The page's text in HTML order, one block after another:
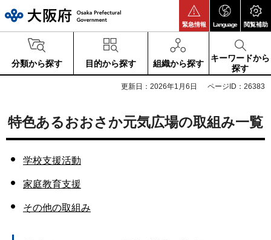
緊急情報 Language 閲覧補助
分類から探す 目的から探す 組織から探す
キーワードから
探す
更新日：2026年1月6日 ページID：26383
特色あるおおさか元気広場の取組み一覧
学校支援活動
家庭教育支援
その他の取組み